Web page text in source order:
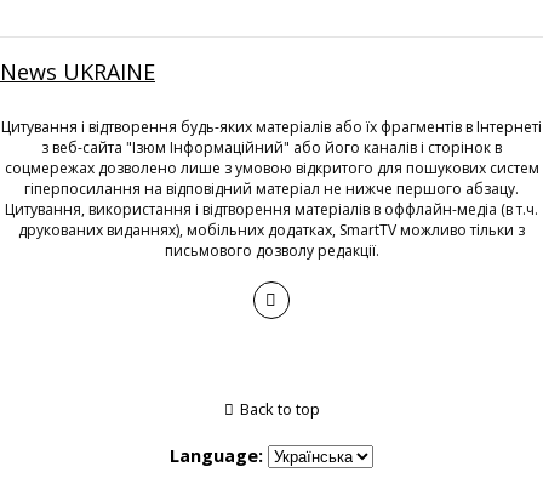
News UKRAINE
Цитування і відтворення будь-яких матеріалів або їх фрагментів в Інтернеті
з веб-сайта "Ізюм Інформаційний" або його каналів і сторінок в
соцмережах дозволено лише з умовою відкритого для пошукових систем
гіперпосилання на відповідний матеріал не нижче першого абзацу.
Цитування, використання і відтворення матеріалів в оффлайн-медіа (в т.ч.
друкованих виданнях), мобільних додатках, SmartTV можливо тільки з
письмового дозволу редакції.
Back to top
Language: